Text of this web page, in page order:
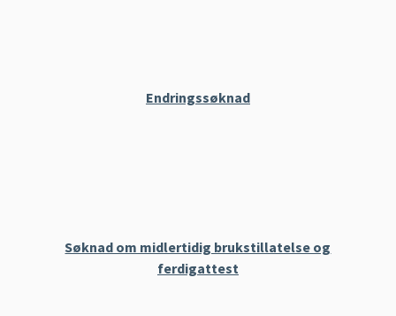
Endringssøknad
Søknad om midlertidig brukstillatelse og
ferdigattest